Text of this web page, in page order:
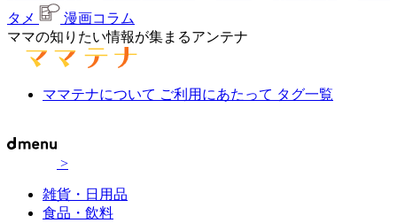
タメ
漫画コラム
ママの知りたい情報が集まるアンテナ
ママテナについて ご利用にあたって タグ一覧
>
雑貨・日用品
食品・飲料